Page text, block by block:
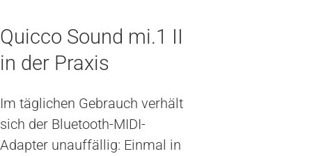
Quicco Sound mi.1 II
in der Praxis
Im täglichen Gebrauch verhält
sich der Bluetooth-MIDI-
Adapter unauffällig: Einmal in